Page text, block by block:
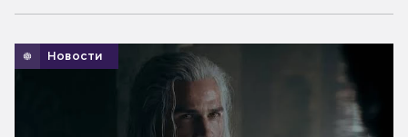
Новости